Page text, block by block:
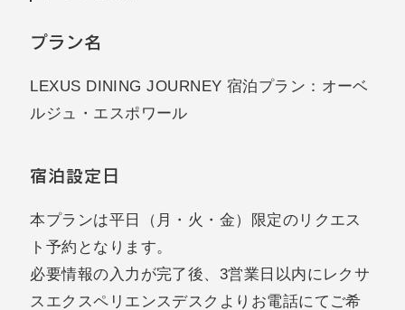
プラン名
LEXUS DINING JOURNEY 宿泊プラン：オーベ
ルジュ・エスポワール
宿泊設定日
本プランは平日（月・火・金）限定のリクエス
ト予約となります。
必要情報の入力が完了後、3営業日以内にレクサ
スエクスペリエンスデスクよりお電話にてご希